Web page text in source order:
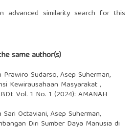
advanced similarity search for this
same author(s)
Prawiro Sudarso, Asep Suherman,
Kewirausahaan Masyarakat,
Vol. 1 No. 1 (2024): AMANAH
Octaviani, Asep Suherman,
Diri Sumber Daya Manusia di